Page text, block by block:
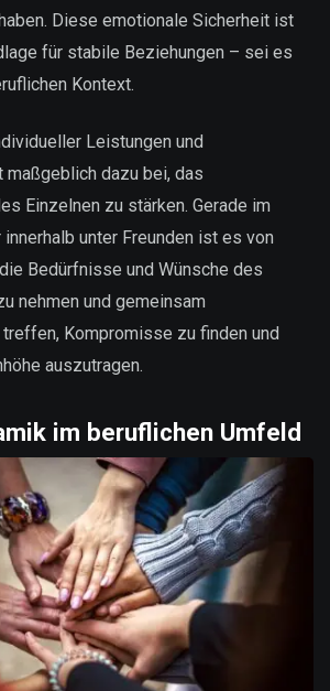
Diese emotionale Sicherheit ist
für stabile Beziehungen – sei es
Kontext.
Leistungen und
maßgeblich dazu bei, das
Einzelnen zu stärken. Gerade im
unter Freunden ist es von
Bedürfnisse und Wünsche des
nehmen und gemeinsam
Kompromisse zu finden und
auszutragen.
im beruflichen Umfeld